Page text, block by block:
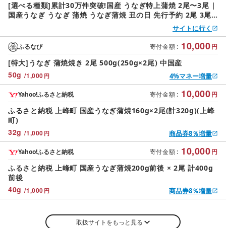
[選べる種類]累計30万件突破!国産 うなぎ特上蒲焼 2尾〜3尾 |
国産うなぎ うなぎ 蒲焼 うなぎ蒲焼 丑の日 先行予約 2尾 3尾
320g 600g 鰻 国産鰻 タレ付き 冷凍 お取り寄せ ギフト 人気
うな重 うなぎ丼 九州 高級食材
サイトに行く
寄付金額 : 10,000円
50g /1,000 円
ふるなび
[特大]うなぎ 蒲焼焼き 2尾 500g(250g×2尾) 中国産
4%マネー増量
寄付金額 : 10,000円
32g /1,000 円
Yahoo!ふるさと納税
ふるさと納税 上峰町 国産うなぎ蒲焼160g×2尾(計320g)(上峰
町)
商品券8％増量
寄付金額 : 10,000円
40g /1,000 円
Yahoo!ふるさと納税
ふるさと納税 上峰町 国産うなぎ蒲焼200g前後 × 2尾 計400g
前後
商品券8％増量
取扱サイトをもっと見る